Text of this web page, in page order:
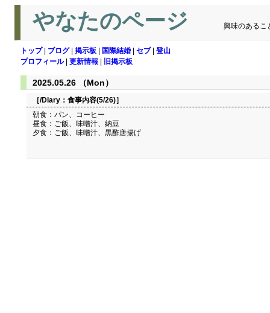
やなたのページ 興味のあるこ
トップ| ブログ| 掲示板 国際結婚 セブ| 登山
プロフィール| 更新情報 旧掲示板
2025.05.26 （Mon）
［/Diary： 食事内容(5/26)］
朝食：パン、コーヒー
昼食：ご飯、味噌汁、納豆
夕食：ご飯、味噌汁、黒酢唐揚げ